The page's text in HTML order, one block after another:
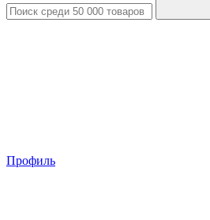
Профиль